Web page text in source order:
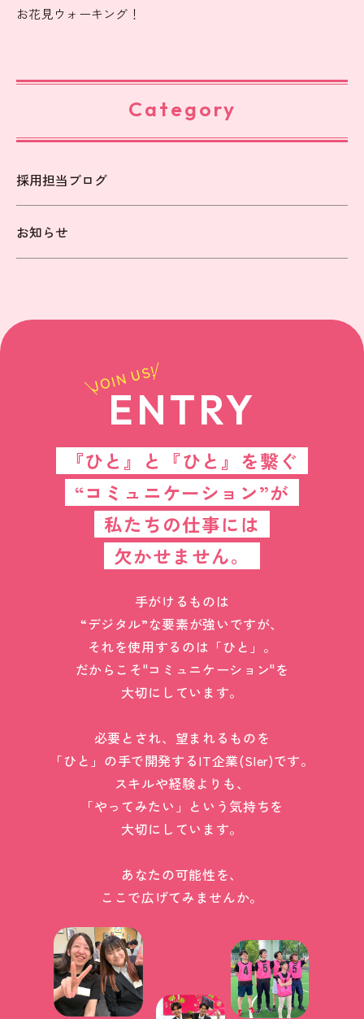
お花見ウォーキング！
Category
採用担当ブログ
お知らせ
JOIN US!
ENTRY
『ひと』と『ひと』を繋ぐ
“コミュニケーション”が
私たちの仕事には
欠かせません。
手がけるものは
“デジタル”な要素が強いですが、
それを使用するのは「ひと」。
だからこそ"コミュニケーション"を
大切にしています。
必要とされ、望まれるものを
「ひと」の手で開発するIT企業(SIer)です。
スキルや経験よりも、
「やってみたい」という気持ちを
大切にしています。
あなたの可能性を、
ここで広げてみませんか。